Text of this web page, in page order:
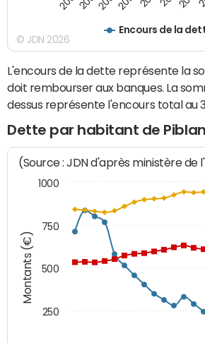
Encours de la
© JDN 2026
L'encours de la dette représente la
doit rembourser aux banques. La
dessus représente l'encours total au
Dette par habitant de
Montants (€)
(Source : JDN d'après ministère de
250
500
750
1000